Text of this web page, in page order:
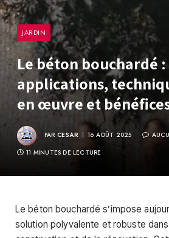
JARDIN
Le béton bouchardé
applications,
en œuvre et
PAR CESAR 16 AOÛT 2025
11 MINUTES DE LECTURE
Le béton bouchardé s’impose
solution polyvalente et robuste